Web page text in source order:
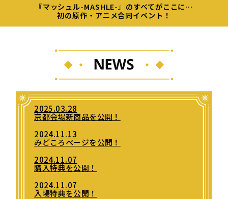
『マッシュル-MASHLE-』のすべてがここに…
初の原作・アニメ合同イベント！
2025.03.28
京都会場新商品を公開！
2024.11.13
みどころページを公開！
2024.11.07
購入特典を公開！
2024.11.07
入場特典を公開！